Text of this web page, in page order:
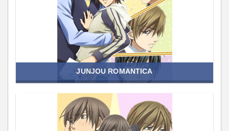
JUNJOU ROMANTICA